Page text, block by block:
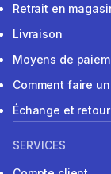
Retrait en
Livraison
Moyens de
Comment faire
Échange et retour
SERVICES